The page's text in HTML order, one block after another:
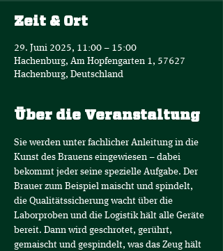
Zeit & Ort
29. Juni 2025, 11:00 – 15:00
Hachenburg, Am Hopfengarten 1, 57627
Hachenburg, Deutschland
Über die Veranstaltung
Sie werden unter fachlicher Anleitung in die
Kunst des Brauens eingewiesen – dabei
bekommt jeder seine spezielle Aufgabe. Der
Brauer zum Beispiel maischt und spindelt,
die Qualitätssicherung wacht über die
Laborproben und die Logistik hält alle Geräte
bereit. Dann wird geschrotet, gerührt,
gemaischt und gespindelt, was das Zeug hält